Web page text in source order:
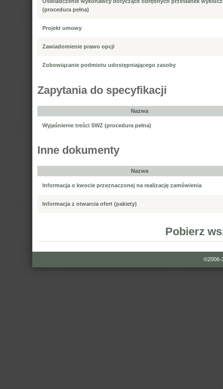
(procedura pełna)
Projekt umowy
Zawiadomienie prawo opcji
Zobowiązanie podmiotu udostępniającego zasoby
Zapytania do specyfikacji
Nazwa
Wyjaśnienie treści SWZ (procedura pełna)
Inne dokumenty
Nazwa
Informacja o kwocie przeznaczonej na realizację zamówienia
Informacja z otwarcia ofert (pakiety)
Pobierz
©2006-